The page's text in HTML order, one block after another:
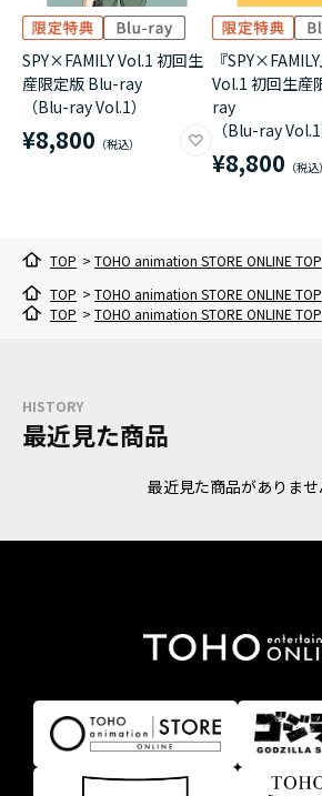
SPY×FAMILY Vol.1 初回生
産限定版 Blu-ray
（Blu-ray Vol.1）
¥8,800
『
Vol.1 初回生産
ray
（Blu-ray Vol.1
¥8,800
TOP > TOHO animation STORE ONLINE TOP
TOP > TOHO animation STORE ONLINE TOP
TOP > TOHO animation STORE ONLINE TOP
HISTORY
最近見た商品
最近見た商品がありませ